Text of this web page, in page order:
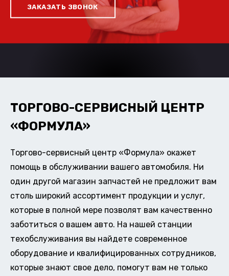
ЗАКАЗАТЬ ЗВОНОК
ТОРГОВО-СЕРВИСНЫЙ ЦЕНТР
«ФОРМУЛА»
Торгово-сервисный центр «Формула» окажет
помощь в обслуживании вашего автомобиля. Ни
один другой магазин запчастей не предложит вам
столь широкий ассортимент продукции и услуг,
которые в полной мере позволят вам качественно
заботиться о вашем авто. На нашей станции
техобслуживания вы найдете современное
оборудование и квалифицированных сотрудников,
которые знают свое дело, помогут вам не только